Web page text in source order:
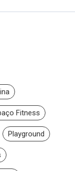
Fitness
Playground